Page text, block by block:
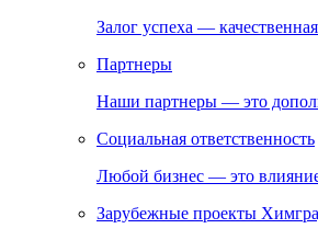
Залог успеха —
Партнеры
Наши партнеры — это
Социальная ответственность
Любой бизнес — это
Зарубежные проекты